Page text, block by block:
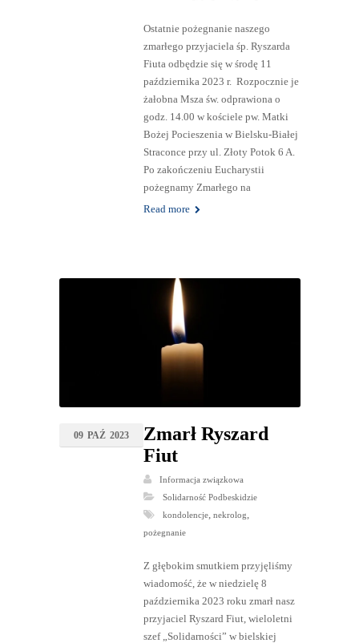
Ostatnie pożegnanie naszego
zmarłego przyjaciela śp. Ryszarda
Fiuta odbędzie się w środę 11
października 2023 r. Rozpocznie je
żałobna Msza św. odprawiona o
godz. 14.00 w kościele pw. Matki
Bożej Pocieszenia w Bielsku-Białej
Straconce przy ul. Złoty Potok 6 A.
Po zakończeniu Eucharystii
pożegnamy Zmarłego na
Read more
09 PAŹ 2023
Zmarł Ryszard
Fiut
Informacja związkowa
Solidarność Podbeskidzie
kondolencje, nekrolog
pożegnanie
Z głębokim smutkiem przyjęliśmy
wiadomość, że w niedzielę 8
października 2023 roku zmarł nasz
przyjaciel Ryszard Fiut, wieloletni
szef „Solidarności” w bielskiej